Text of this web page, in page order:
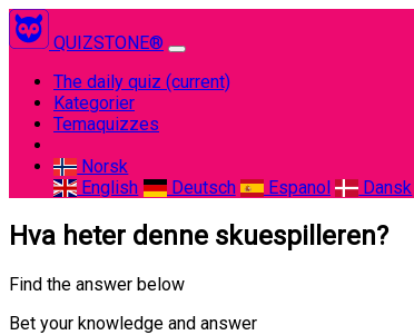
QUIZSTONE®
The daily quiz (current)
Kategorier
Temaquizzes
Norsk
English
Deutsch Espanol Dansk
Hva heter denne skuespilleren?
Find the answer below
Bet your knowledge and answer